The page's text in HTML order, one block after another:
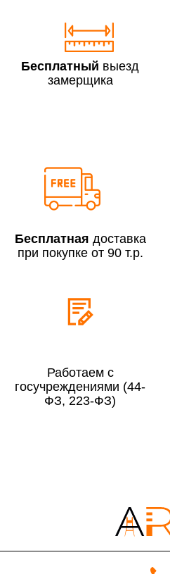
Свыше 300 000 руб.
Сборка по Московской
До 300 000 руб.
По Москве
По Московской области
Срок возврата товара надлежащего
Бесплатный выезд
замерщика
Бесплатная доставка
при покупке от 90 т.р.
Работаем с
госучреждениями (44-
ФЗ, 223-ФЗ)